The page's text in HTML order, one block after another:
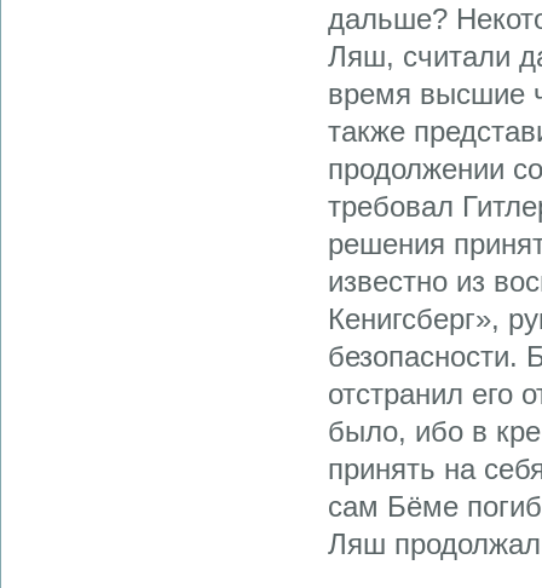
дальше?
Ляш, считали
время высшие
также
продол­жении
требовал
решения
известно из
Кенигсберг»,
безопасности.
отстранил его
было, ибо в
принять на
сам Бёме
Ляш